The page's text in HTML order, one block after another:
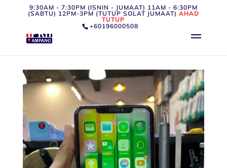
9:30AM - 7:30PM (ISNIN - JUMAAT) 11AM - 6:30PM
(SABTU) 12PM-3PM (TUTUP SOLAT JUMAAT) AHAD
TUTUP
+60196000508